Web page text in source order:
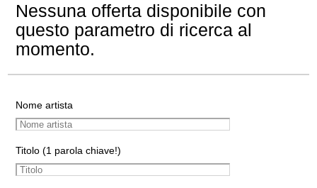
Nessuna offerta disponibile con
questo parametro di ricerca al
momento.
Nome artista
Titolo (1 parola chiave!)